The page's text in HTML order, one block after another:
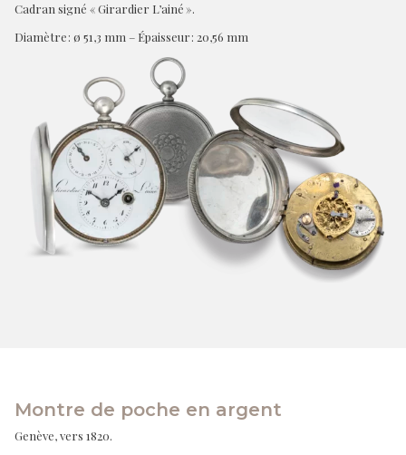
Cadran signé « Girardier L’ainé ».
Diamètre : ø 51,3 mm – Épaisseur : 20,56 mm
Montre de poche en argent
Genève, vers 1820.